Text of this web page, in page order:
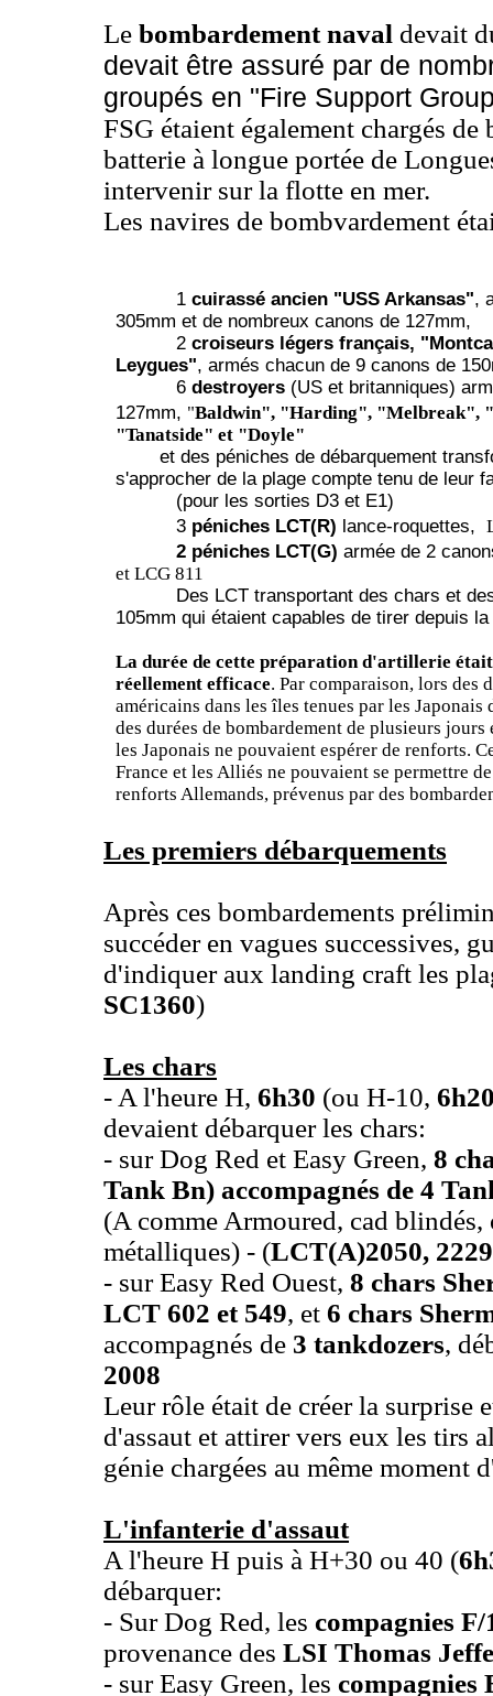
Le bombardement naval devait
devait être assuré par de
groupés en "Fire Support
FSG étaient également chargés
batterie à longue portée de
intervenir sur la flotte en mer.
Les navires de bombvardement
1 cuirassé ancien "USS Arkansas",
305mm et de nombreux canons de 127mm,
2 croiseurs légers français,
Leygues", armés chacun de 9 canons de
6 destroyers (US et britanniques)
127mm, "Baldwin", "Harding", "Melbreak",
"Tanatside" et "Doyle"
et des péniches de débarquement
s'approcher de la plage compte tenu de leur
(pour les sorties D3 et E1)
3 péniches LCT(R) lance-roquettes,
2 péniches LCT(G) armée de 2
et LCG 811
Des LCT transportant des chars et des
105mm qui étaient capables de tirer depuis la
La durée de cette préparation d'artillerie
réellement efficace. Par comparaison, lors des
américains dans les îles tenues par les Japonais
des durées de bombardement de plusieurs
les Japonais ne pouvaient espérer de renforts.
France et les Alliés ne pouvaient se permettre
renforts Allemands, prévenus par des
Les premiers débarquements
Après ces bombardements
succéder en vagues successives,
d'indiquer aux landing craft les
SC1360)
Les chars
- A l'heure H, 6h30 (ou H-10,
devaient débarquer les chars:
- sur Dog Red et Easy Green, 8
Tank Bn) accompagnés de 4
(A comme Armoured, cad blindés,
métalliques) - (LCT(A)2050,
- sur Easy Red Ouest, 8 chars
LCT 602 et 549, et 6 chars
accompagnés de 3 tankdozers,
2008
Leur rôle était de créer la surprise
d'assaut et attirer vers eux les tirs
génie chargées au même moment
L'infanterie d'assaut
A l'heure H puis à H+30 ou 40 (
débarquer:
- Sur Dog Red, les compagnies F/
provenance des LSI Thomas
- sur Easy Green, les compagnies